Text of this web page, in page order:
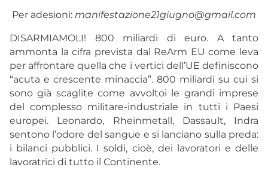
Per adesioni: manifestazione21giugno@gmail.com
DISARMIAMOLI! 800 miliardi di euro. A tanto
ammonta la cifra prevista dal ReArm EU come leva
per affrontare quella che i vertici dell’UE definiscono
“acuta e crescente minaccia”. 800 miliardi su cui si
sono già scaglite come avvoltoi le grandi imprese
del complesso militare-industriale in tutti i Paesi
europei. Leonardo, Rheinmetall, Dassault, Indra
sentono l’odore del sangue e si lanciano sulla preda:
i bilanci pubblici. I soldi, cioè, dei lavoratori e delle
lavoratrici di tutto il Continente.